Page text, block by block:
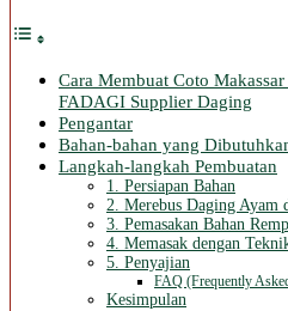
Cara Membuat Coto
FADAGI Supplier Daging
Pengantar
Bahan-bahan yang
Langkah-langkah Pembuatan
1. Persiapan Bahan
2. Merebus Daging Ayam
3. Pemasakan Bahan
4. Memasak dengan
5. Penyajian
FAQ (Frequently
Kesimpulan